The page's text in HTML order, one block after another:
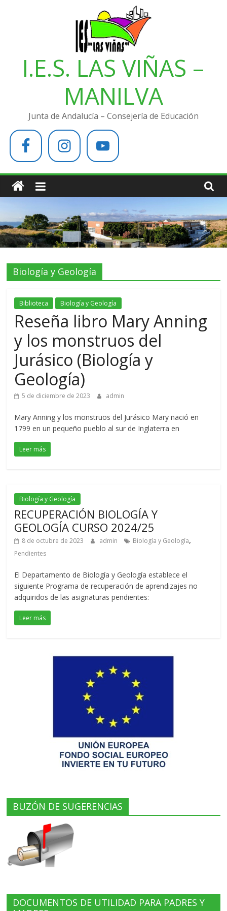
I.E.S. LAS VIÑAS –
MANILVA
Junta de Andalucía – Consejería de Educación
Biología y Geología
Biblioteca Biología y Geología
Reseña libro Mary Anning
y los monstruos del
Jurásico (Biología y
Geología)
5 de diciembre de 2023 admin
Mary Anning y los monstruos del Jurásico Mary nació en
1799 en un pequeño pueblo al sur de Inglaterra en
Leer más
Biología y Geología
RECUPERACIÓN BIOLOGÍA Y
GEOLOGÍA CURSO 2024/25
8 de octubre de 2023 admin Biología y Geología,
Pendientes
El Departamento de Biología y Geología establece el
siguiente Programa de recuperación de aprendizajes no
adquiridos de las asignaturas pendientes:
Leer más
BUZÓN DE SUGERENCIAS
DOCUMENTOS DE UTILIDAD PARA PADRES Y